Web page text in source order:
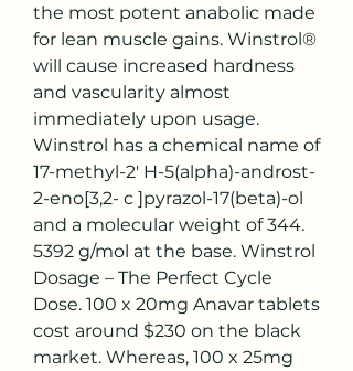
the most potent anabolic made
for lean muscle gains. Winstrol®
will cause increased hardness
and vascularity almost
immediately upon usage.
Winstrol has a chemical name of
17-methyl-2′ H-5(alpha)-androst-
2-eno[3,2- c ]pyrazol-17(beta)-ol
and a molecular weight of 344.
5392 g/mol at the base. Winstrol
Dosage – The Perfect Cycle
Dose. 100 x 20mg Anavar tablets
cost around $230 on the black
market. Whereas, 100 x 25mg